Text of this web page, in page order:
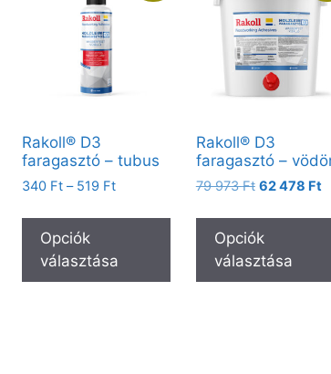
Rakoll® D3
faragasztó – tubus
340 Ft – 519 Ft
Opciók
választása
Rakoll® D3
faragasztó –
79 973Ft 62 478 Ft
Opciók
választása